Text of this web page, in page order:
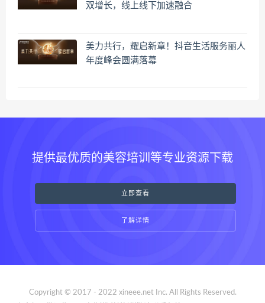
双增长，线上线下加速融合
美力共行，耀启新章！抖音生活服务丽人
年度峰会圆满落幕
提供最优质的美容培训等专业资源下载
立即查看
了解详情
Copyright © 2017 - 2022 xineee.net Inc. All Rights Reserved.